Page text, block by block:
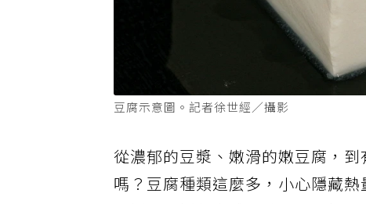
豆腐示意圖。記者徐世經／攝影
從濃郁的豆漿、嫩滑的嫩豆腐，
嗎？豆腐種類這麼多，小心隱藏